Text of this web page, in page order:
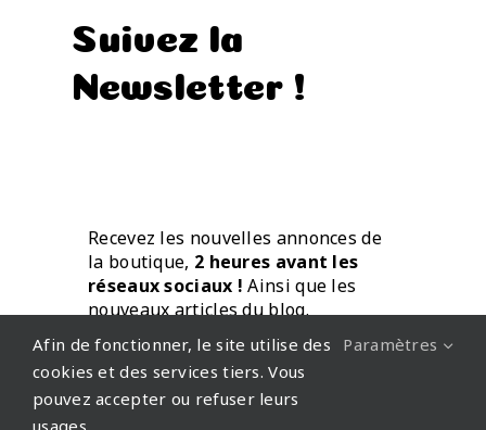
Suivez la
Newsletter !
Recevez les nouvelles annonces de
la boutique, 2 heures avant les
réseaux sociaux ! Ainsi que les
nouveaux articles du blog.
Directement par mail.
Afin de fonctionner, le site utilise des
cookies et des services tiers. Vous
pouvez accepter ou refuser leurs
usages.
Paramètres